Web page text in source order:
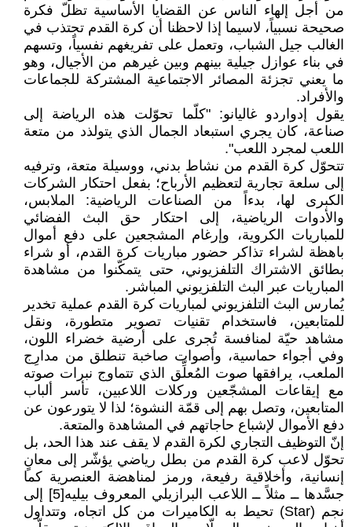
من أجل إلهاء الناس عن القضايا الأساسية تظلّ فكرة
صحيحة نسبياً، لاسيما إذا لاحظنا أن كرة القدم تجتذب في
الغالب جيل الشباب، وتعمل على تفريغهم نفسياً، وتسهم
في بناء عوازل جيلية بينهم وبين غيرهم من الأجيال، وهو
ما يعني تجزئة المصائر الاجتماعية المشتركة للجماعات
والأفراد.
يقول إدواردو غاليانو: "كلّما تحوّلت هذه الرياضة إلى
صناعة، كان يجري استبعاد الجمال الذي يتولذد من متعة
اللعب لمجرد اللعب".
تتحوّل كرة القدم من نشاط بدني، ووسيلة متعة، وترفيه
إلى سلعة تجارية لتعظيم الأرباح؛ بفعل احتكار الشركات
الكبرى لها، بدءاً من الصناعات الرياضية: الملابس،
والأدوات الرياضية، إلى احتكار حق البث الفضائي
للمباريات الكروية، وإرغام المشجعين على دفع أموال
باهظة لشراء تذاكر حضور مباريات كرة القدم، أو شراء
بطائق الاشتراك التلفزيوني، حتى يتمكّنوا من مشاهدة
المباريات عبر البث التلفزيوني المباشر.
يُمارس البث التلفزيوني لمباريات كرة القدم عملية تخدير
للمتابعين، فاستخدام تقنيات تصوير متطورة، ونقل
مشاهد حيّة لمنافسة تُجرى على أرضية خضراء اللون،
وفي أجواء حماسية، وأصوات صاخبة تنطلق من مدارِج
الملعب، يرافقها صوت المُعلِّق الذي تتماوج نبرات صوته
مع إيقاعات المشجّعين وركلات اللاعبين، تأسر ألباب
المتابعين، وتصل بهم إلى قمّة النشوة؛ لذا لا يتورعون عن
دفع الأموال لإشباع حاجاتهم في المشاهدة والمتعة.
إنّ التوظيف التجاري لكرة القدم لا يقف عند هذا الحد، بل
تحوّل لاعب كرة القدم من بطل رياضي يؤشّر إلى معانٍ
إنسانية، وأخلاقية رفيعة، ورمز لمناهضة العنصرية كما
جسَّدها ــ مثلاً ــ اللاعب البرازيلي المعروف بيليه[5] إلى
نجم (Star) تحيط به الكاميرات من كل اتجاه، وتتداول